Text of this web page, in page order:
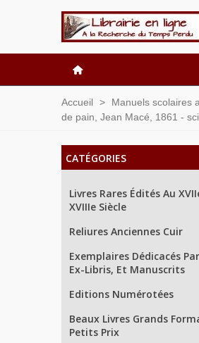
Accueil > Manuels scolaires
de pain, Jean Macé, 1861 -
CATÉGORIES
Livres Rares Édités Au
XVIIIe Siècle
Reliures Anciennes Cuir
Exemplaires Dédicacés
Ex-Libris, Et Manuscrits
Editions Numérotées
Beaux Livres Grands
Petits Prix